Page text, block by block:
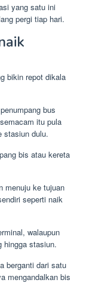
yang satu ini
pergi tiap hari.
bikin repot dikala
bus
itu pula
stasiun dulu.
bis atau kereta
menuju ke tujuan
seperti naik
walaupun
hingga stasiun.
berganti dari satu
mengandalkan bis